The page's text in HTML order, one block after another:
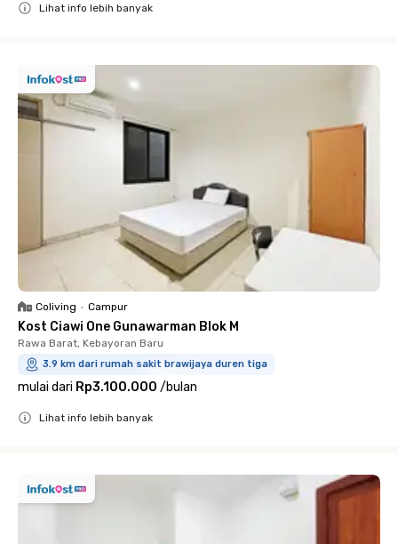
Lihat info lebih banyak
Coliving • Campur
Kost Ciawi One Gunawarman Blok M
Rawa Barat, Kebayoran Baru
3.9 km dari rumah sakit brawijaya duren tiga
mulai dari Rp3.100.000 /bulan
Lihat info lebih banyak